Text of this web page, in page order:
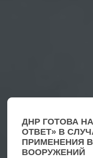
ДНР ГОТОВА
ОТВЕТ» В
ПРИМЕНЕНИЯ
ВООРУЖЕНИЙ